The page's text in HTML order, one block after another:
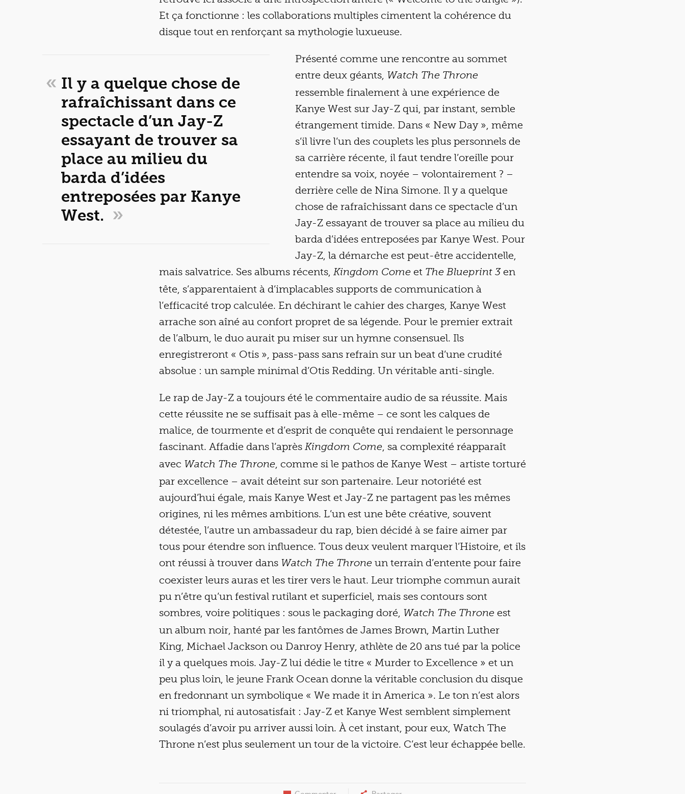
Et ça fonctionne : les collaborations multiples cimentent la cohérence du
disque tout en renforçant sa mythologie luxueuse.
« Il y a quelque chose de
rafraîchissant dans ce
spectacle d’un Jay-Z
essayant de trouver sa
place au milieu du
barda d’idées
entreposées par Kanye
West. »
Présenté comme une rencontre au sommet
entre deux géants, Watch The Throne
ressemble finalement à une expérience de
Kanye West sur Jay-Z qui, par instant, semble
étrangement timide. Dans « New Day », même
s’il livre l’un des couplets les plus personnels de
sa carrière récente, il faut tendre l’oreille pour
entendre sa voix, noyée – volontairement ? –
derrière celle de Nina Simone. Il y a quelque
chose de rafraîchissant dans ce spectacle d’un
Jay-Z essayant de trouver sa place au milieu du
barda d’idées entreposées par Kanye West. Pour
Jay-Z, la démarche est peut-être accidentelle,
mais salvatrice. Ses albums récents, Kingdom Come et The Blueprint 3en
tête, s’apparentaient à d’implacables supports de communication à
l’efficacité trop calculée. En déchirant le cahier des charges, Kanye West
arrache son aîné au confort propret de sa légende. Pour le premier extrait
de l’album, le duo aurait pu miser sur un hymne consensuel. Ils
enregistreront « Otis », pass-pass sans refrain sur un beat d’une crudité
absolue : un sample minimal d’Otis Redding. Un véritable anti-single.
Le rap de Jay-Z a toujours été le commentaire audio de sa réussite. Mais
cette réussite ne se suffisait pas à elle-même – ce sont les calques de
malice, de tourmente et d’esprit de conquête qui rendaient le personnage
fascinant. Affadie dans l’après Kingdom Come, sa complexité réapparaît
avec Watch The Throne, comme si le pathos de Kanye West – artiste torturé
par excellence – avait déteint sur son partenaire. Leur notoriété est
aujourd’hui égale, mais Kanye West et Jay-Z ne partagent pas les mêmes
origines, ni les mêmes ambitions. L’un est une bête créative, souvent
détestée, l’autre un ambassadeur du rap, bien décidé à se faire aimer par
tous pour étendre son influence. Tous deux veulent marquer l’Histoire, et ils
ont réussi à trouver dans Watch The Throne un terrain d’entente pour faire
coexister leurs auras et les tirer vers le haut. Leur triomphe commun aurait
pu n’être qu’un festival rutilant et superficiel, mais ses contours sont
sombres, voire politiques : sous le packaging doré, Watch The Throne est
un album noir, hanté par les fantômes de James Brown, Martin Luther
King, Michael Jackson ou Danroy Henry, athlète de 20 ans tué par la police
il y a quelques mois. Jay-Z lui dédie le titre « Murder to Excellence » et un
peu plus loin, le jeune Frank Ocean donne la véritable conclusion du disque
en fredonnant un symbolique « We made it in America ». Le ton n’est alors
ni triomphal, ni autosatisfait : Jay-Z et Kanye West semblent simplement
soulagés d’avoir pu arriver aussi loin. À cet instant, pour eux, Watch The
Throne n’est plus seulement un tour de la victoire. C’est leur échappée belle.